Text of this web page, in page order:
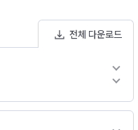
투자란 환경(Environme
향력을 행사하거나 지배구
레딧 유니버스에 당사의
A~E까지 5개를 부여하
상 투자함으로써 지속가
전체 다운로드